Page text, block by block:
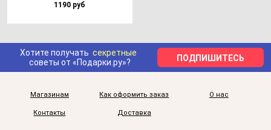
1190 руб
Хотите получать секретные
советы от «Подарки.ру»?
ПОДПИШИТЕСЬ
Магазинам Как оформить заказ О нас
Контакты Доставка